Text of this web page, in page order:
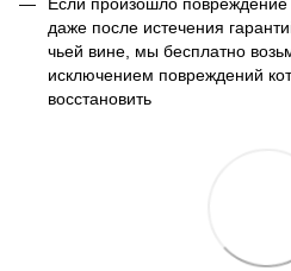
Если произошло повреждение
даже после истечения
чьей вине, мы бесплатно
исключением повреждений
восстановить